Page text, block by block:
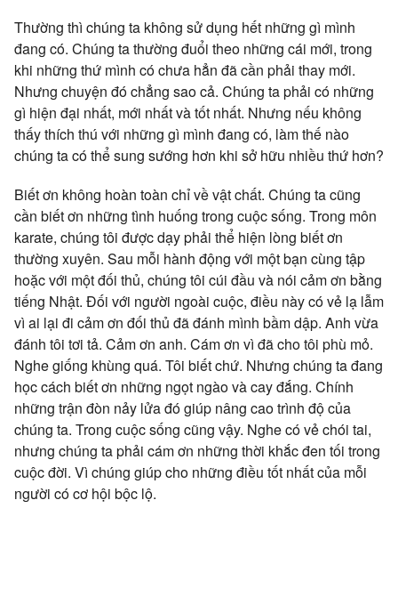
Thường thì chúng ta không sử dụng hết những gì mình
đang có. Chúng ta thường đuổi theo những cái mới, trong
khi những thứ mình có chưa hẳn đã cần phải thay mới.
Nhưng chuyện đó chẳng sao cả. Chúng ta phải có những
gì hiện đại nhất, mới nhất và tốt nhất. Nhưng nếu không
thấy thích thú với những gì mình đang có, làm thế nào
chúng ta có thể sung sướng hơn khi sở hữu nhiều thứ hơn?
Biết ơn không hoàn toàn chỉ về vật chất. Chúng ta cũng
cần biết ơn những tình huống trong cuộc sống. Trong môn
karate, chúng tôi được dạy phải thể hiện lòng biết ơn
thường xuyên. Sau mỗi hành động với một bạn cùng tập
hoặc với một đối thủ, chúng tôi cúi đầu và nói cảm ơn bằng
tiếng Nhật. Đối với người ngoài cuộc, điều này có vẻ lạ lẫm
vì ai lại đi cảm ơn đối thủ đã đánh mình bầm dập. Anh vừa
đánh tôi tơi tả. Cảm ơn anh. Cám ơn vì đã cho tôi phù mỏ.
Nghe giống khùng quá. Tôi biết chứ. Nhưng chúng ta đang
học cách biết ơn những ngọt ngào và cay đắng. Chính
những trận đòn nảy lửa đó giúp nâng cao trình độ của
chúng ta. Trong cuộc sống cũng vậy. Nghe có vẻ chói tai,
nhưng chúng ta phải cám ơn những thời khắc đen tối trong
cuộc đời. Vì chúng giúp cho những điều tốt nhất của mỗi
người có cơ hội bộc lộ.